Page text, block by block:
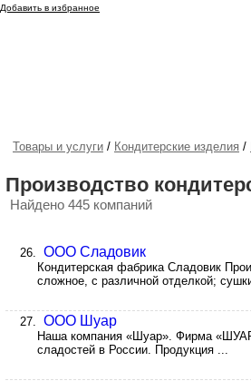
Добавить в избранное
Товары и услуги / Кондитерские изделия /
Производство
Найдено 445 компаний
26. ООО Сладовик
Кондитерская фабрика Сладовик
сложное, с различной отделкой;
27. ООО Шуар
Наша компания «Шуар». Фирма
сладостей в России. Продукция ...